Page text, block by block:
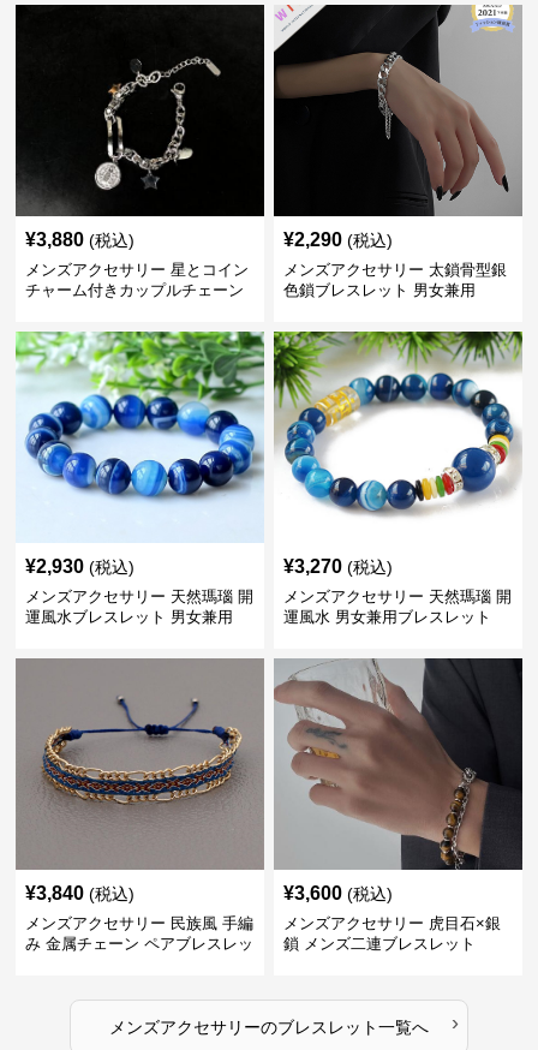
¥3,880 (税込)
メンズアクセサリー 星とコイン
チャーム付きカップルチェーン
¥2,290 (税込)
メンズアクセサリー 太鎖骨型銀
色鎖ブレスレット 男女兼用
¥2,930 (税込)
メンズアクセサリー 天然瑪瑙 開
運風水ブレスレット 男女兼用
¥3,270 (税込)
メンズアクセサリー 天然瑪瑙 開
運風水 男女兼用ブレスレット
¥3,840 (税込)
メンズアクセサリー 民族風 手編
み 金属チェーン ペアブレスレッ
¥3,600 (税込)
メンズアクセサリー 虎目石×銀
鎖 メンズ二連ブレスレット
メンズアクセサリーのブレスレット一覧へ ›